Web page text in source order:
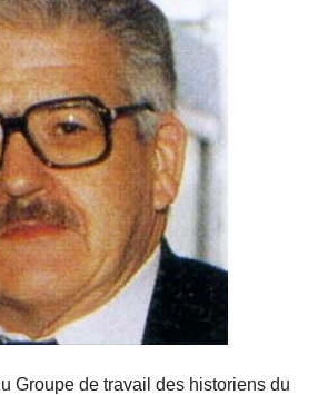
Groupe de travail des historiens du